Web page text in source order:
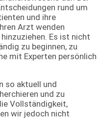
rund um
und ihre
Arzt wenden
Es ist nicht
zu beginnen, zu
mit Experten persönlich
so aktuell und
und zu
Vollständigkeit,
wir jedoch nicht